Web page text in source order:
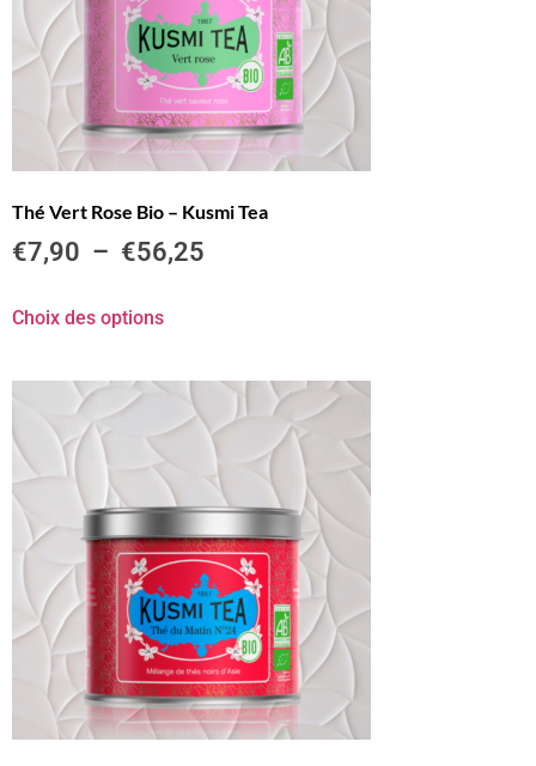
Thé Vert Rose Bio – Kusmi Tea
€7,90 – €56,25
Choix des options